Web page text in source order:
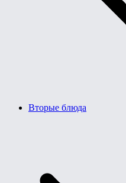
Вторые блюда